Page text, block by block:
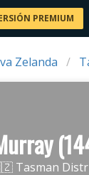
PREMIUM
Zelanda
Tasman